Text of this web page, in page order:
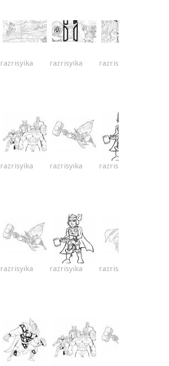
razrisyika razrisyika razrisyika
razrisyika razrisyika razrisyika
razrisyika razrisyika razrisyika